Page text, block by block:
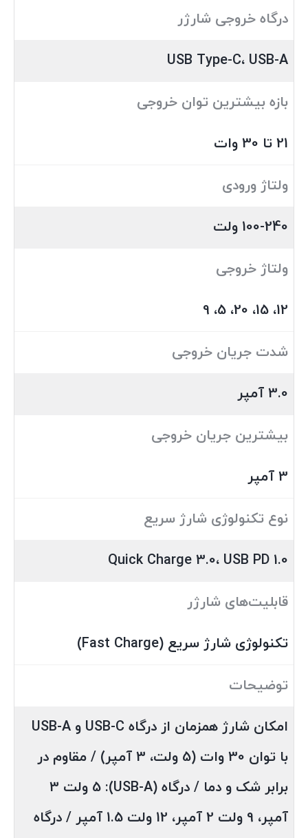
درگاه خروجی شارژر
USB Type-C، USB-A
بازه بیشترین توان خروجی
21 تا 30 وات
ولتاژ ورودی
100-240 ولت
ولتاژ خروجی
12، 15، 20، 5، 9
شدت جریان خروجی
3.0 آمپر
بیشترین جریان خروجی
3 آمپر
نوع تکنولوژی شارژ سریع
Quick Charge 3.0، USB PD 1.0
قابلیت‌های شارژر
تکنولوژی شارژ سریع (Fast Charge)
توضیحات
امکان شارژ همزمان از درگاه USB-C و USB-A
با توان 30 وات (5 ولت، 3 آمپر) /
مقاوم در
برابر شک و دما /
درگاه (USB-A): 5 ولت 3
آمپر، 9 ولت 2 آمپر، 12 ولت 1.5 آمپر /
درگاه